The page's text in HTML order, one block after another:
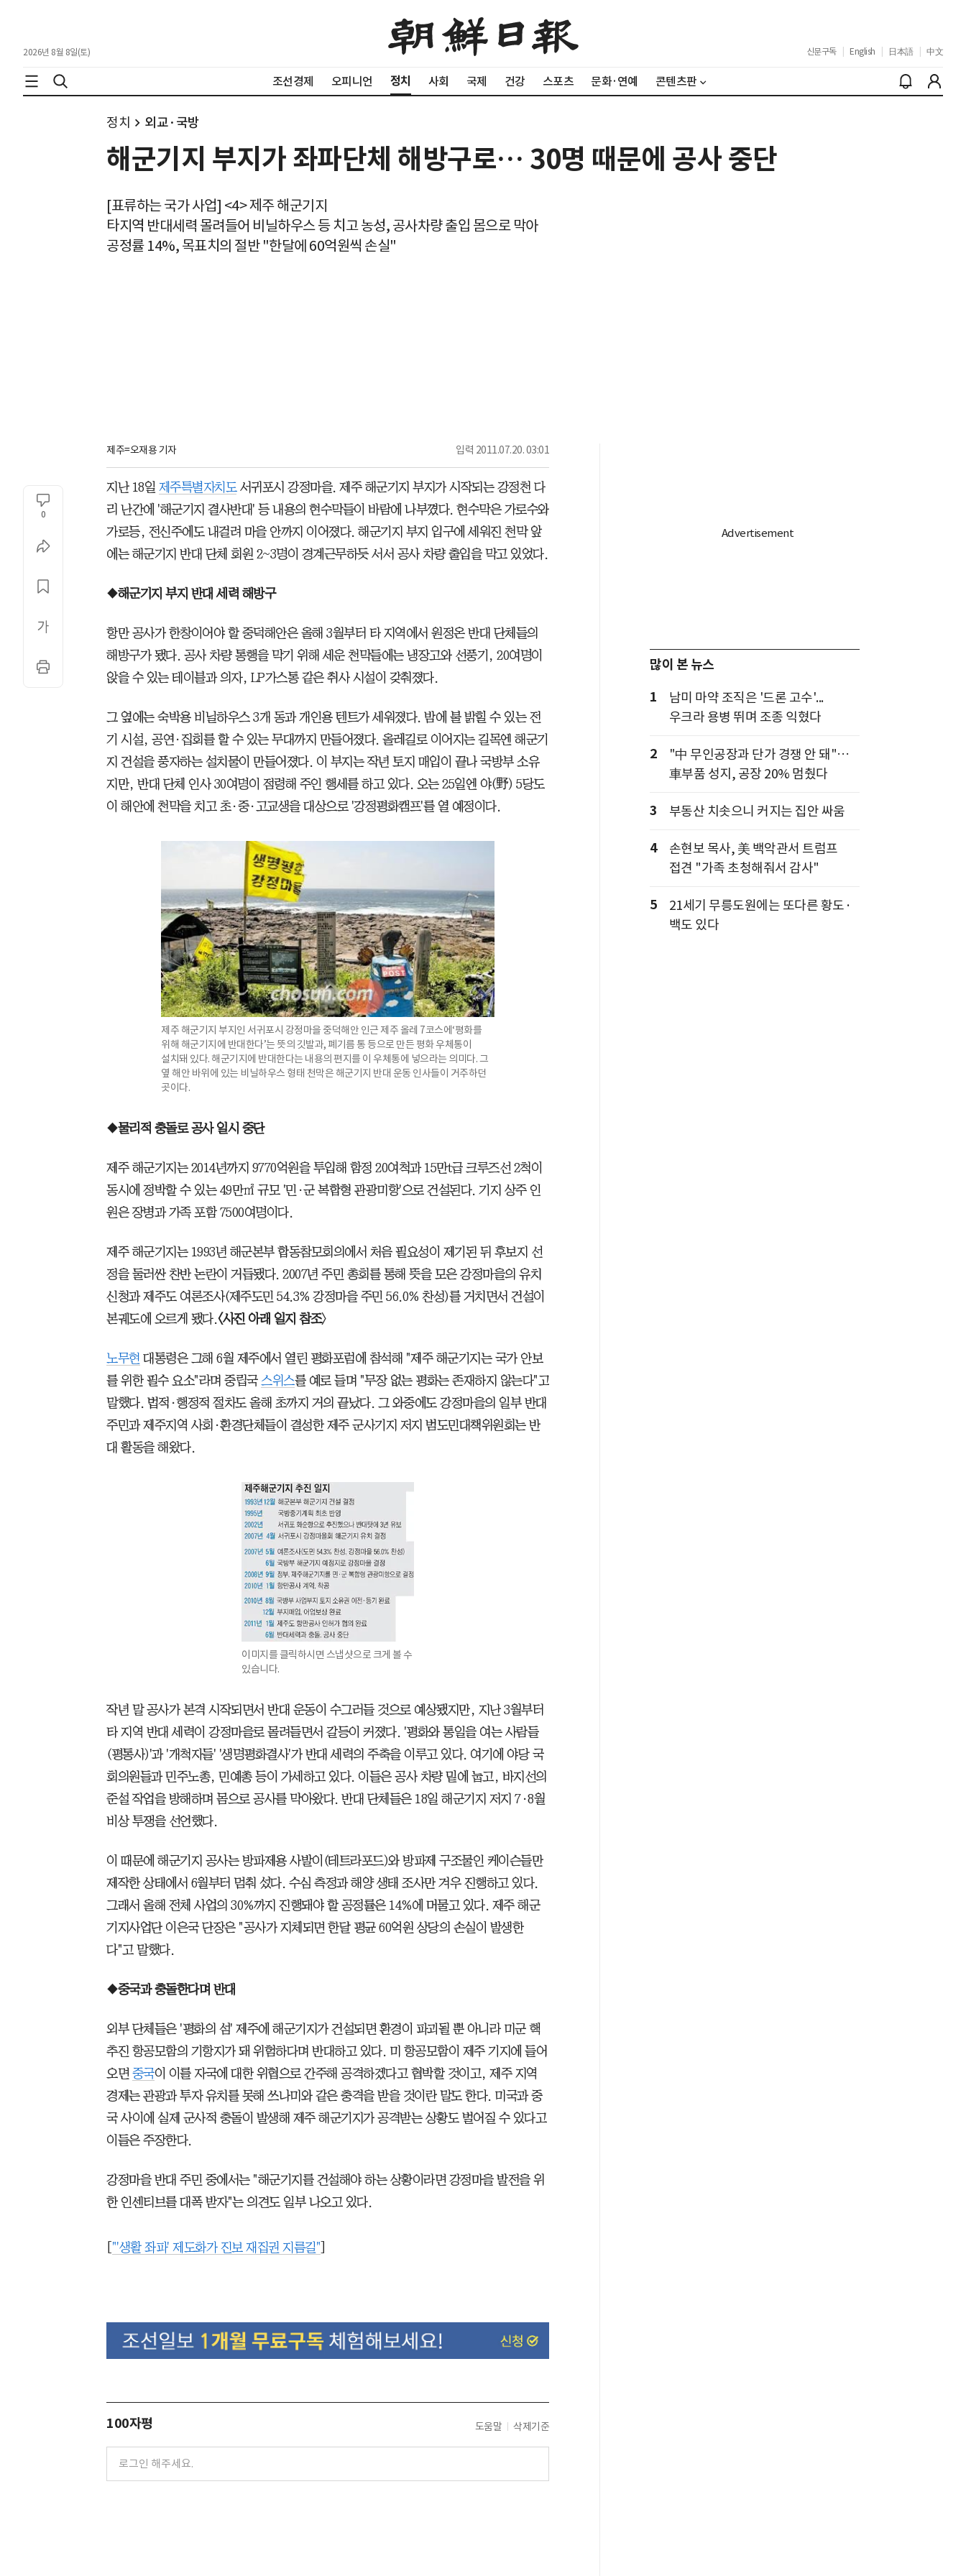
2026년 8월 8일(토) 신문구독 English 日本語 中文
조선경제 오피니언 정치 사회 국제 건강 스포츠 문화·연예 콘텐츠판
정치 외교·국방
해군기지 부지가 좌파단체 해방구로… 30명 때문에 공사 중단
[표류하는 국가 사업] <4> 제주 해군기지
타지역 반대세력 몰려들어 비닐하우스 등 치고 농성, 공사차량 출입 몸으로 막아
공정률 14%, 목표치의 절반 "한달에 60억원씩 손실"
제주=오재용 기자 입력 2011.07.20. 03:01
0
지난 18일 제주특별자치도서귀포시 강정마을. 제주 해군기지 부지가 시작되는 강정천 다
리 난간에 '해군기지 결사반대' 등 내용의 현수막들이 바람에 나부꼈다. 현수막은 가로수와
가로등, 전신주에도 내걸려 마을 안까지 이어졌다. 해군기지 부지 입구에 세워진 천막 앞
에는 해군기지 반대 단체 회원 2~3명이 경계근무하듯 서서 공사 차량 출입을 막고 있었다.
◆해군기지 부지 반대 세력 해방구
항만 공사가 한창이어야 할 중덕해안은 올해 3월부터 타 지역에서 원정온 반대 단체들의
해방구가 됐다. 공사 차량 통행을 막기 위해 세운 천막들에는 냉장고와 선풍기, 20여명이
앉을 수 있는 테이블과 의자, LP가스통 같은 취사 시설이 갖춰졌다.
그 옆에는 숙박용 비닐하우스 3개 동과 개인용 텐트가 세워졌다. 밤에 불 밝힐 수 있는 전
기 시설, 공연·집회를 할 수 있는 무대까지 만들어졌다. 올레길로 이어지는 길목엔 해군기
지 건설을 풍자하는 설치물이 만들어졌다. 이 부지는 작년 토지 매입이 끝나 국방부 소유
지만, 반대 단체 인사 30여명이 점령해 주인 행세를 하고 있다. 오는 25일엔 야(野) 5당도
이 해안에 천막을 치고 초·중·고교생을 대상으로 '강정평화캠프'를 열 예정이다.
제주 해군기지 부지인 서귀포시 강정마을 중덕해안 인근 제주 올레 7코스에‘평화를
위해 해군기지에 반대한다’는 뜻의 깃발과, 폐기름 통 등으로 만든 평화 우체통이
설치돼 있다. 해군기지에 반대한다는 내용의 편지를 이 우체통에 넣으라는 의미다. 그
옆 해안 바위에 있는 비닐하우스 형태 천막은 해군기지 반대 운동 인사들이 거주하던
곳이다.
◆물리적 충돌로 공사 일시 중단
제주 해군기지는 2014년까지 9770억원을 투입해 함정 20여척과 15만t급 크루즈선 2척이
동시에 정박할 수 있는 49만㎡ 규모 '민·군 복합형 관광미항'으로 건설된다. 기지 상주 인
원은 장병과 가족 포함 7500여명이다.
제주 해군기지는 1993년 해군본부 합동참모회의에서 처음 필요성이 제기된 뒤 후보지 선
정을 둘러싼 찬반 논란이 거듭됐다. 2007년 주민 총회를 통해 뜻을 모은 강정마을의 유치
신청과 제주도 여론조사(제주도민 54.3% 강정마을 주민 56.0% 찬성)를 거치면서 건설이
본궤도에 오르게 됐다.〈사진 아래 일지 참조〉
노무현 대통령은 그해 6월 제주에서 열린 평화포럼에 참석해 "제주 해군기지는 국가 안보
를 위한 필수 요소"라며 중립국 스위스를 예로 들며 "무장 없는 평화는 존재하지 않는다"고
말했다. 법적·행정적 절차도 올해 초까지 거의 끝났다. 그 와중에도 강정마을의 일부 반대
주민과 제주지역 사회·환경단체들이 결성한 제주 군사기지 저지 범도민대책위원회는 반
대 활동을 해왔다.
이미지를 클릭하시면 스냅샷으로 크게 볼 수
있습니다.
작년 말 공사가 본격 시작되면서 반대 운동이 수그러들 것으로 예상됐지만, 지난 3월부터
타 지역 반대 세력이 강정마을로 몰려들면서 갈등이 커졌다. '평화와 통일을 여는 사람들
(평통사)'과 '개척자들' '생명평화결사'가 반대 세력의 주축을 이루고 있다. 여기에 야당 국
회의원들과 민주노총, 민예총 등이 가세하고 있다. 이들은 공사 차량 밑에 눕고, 바지선의
준설 작업을 방해하며 몸으로 공사를 막아왔다. 반대 단체들은 18일 해군기지 저지 7·8월
비상 투쟁을 선언했다.
이 때문에 해군기지 공사는 방파제용 사발이(테트라포드)와 방파제 구조물인 케이슨들만
제작한 상태에서 6월부터 멈춰 섰다. 수심 측정과 해양 생태 조사만 겨우 진행하고 있다.
그래서 올해 전체 사업의 30%까지 진행돼야 할 공정률은 14%에 머물고 있다. 제주 해군
기지사업단 이은국 단장은 "공사가 지체되면 한달 평균 60억원 상당의 손실이 발생한
다"고 말했다.
◆중국과 충돌한다며 반대
외부 단체들은 '평화의 섬' 제주에 해군기지가 건설되면 환경이 파괴될 뿐 아니라 미군 핵
추진 항공모함의 기항지가 돼 위험하다며 반대하고 있다. 미 항공모함이 제주 기지에 들어
오면 중국이 이를 자국에 대한 위협으로 간주해 공격하겠다고 협박할 것이고, 제주 지역
경제는 관광과 투자 유치를 못해 쓰나미와 같은 충격을 받을 것이란 말도 한다. 미국과 중
국 사이에 실제 군사적 충돌이 발생해 제주 해군기지가 공격받는 상황도 벌어질 수 있다고
이들은 주장한다.
강정마을 반대 주민 중에서는 "해군기지를 건설해야 하는 상황이라면 강정마을 발전을 위
한 인센티브를 대폭 받자"는 의견도 일부 나오고 있다.
"'생활 좌파' 제도화가 진보 재집권 지름길"
100자평 도움말 삭제기준
많이 본 뉴스
1
남미 마약 조직은 '드론 고수'...
우크라 용병 뛰며 조종 익혔다
2
"中 무인공장과 단가 경쟁 안 돼"…
車부품 성지, 공장 20% 멈췄다
3 부동산 치솟으니 커지는 집안 싸움
4
손현보 목사, 美 백악관서 트럼프
접견 "가족 초청해줘서 감사"
5
21세기 무릉도원에는 또다른 황도·
백도 있다